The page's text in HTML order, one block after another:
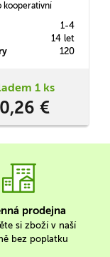
kooperativní
Zrada v
1-4
14 let
120
1 ks
€
prodejna
si zboží v naší
bez poplatku